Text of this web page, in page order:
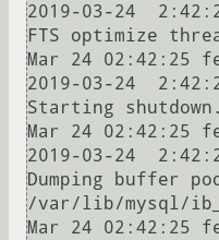
2019-03-24
FTS optimize
Mar 24 02:42:25
2019-03-24
Starting
Mar 24 02:42:25
2019-03-24
Dumping buffer
/var/lib/mysql/
Mar 24 02:42:25